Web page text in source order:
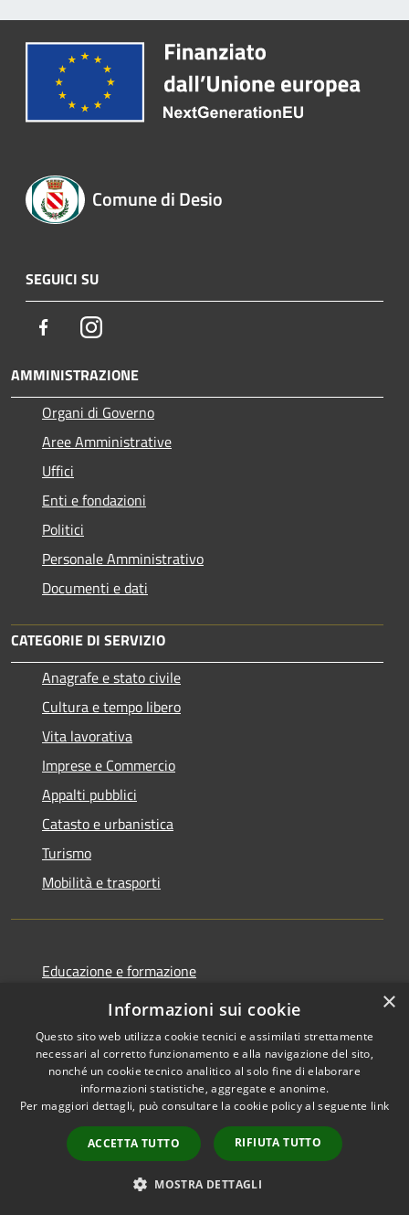
Comune di Desio
SEGUICI SU
FacebookInstagram
AMMINISTRAZIONE
Organi di Governo
Aree Amministrative
Uffici
Enti e fondazioni
Politici
Personale Amministrativo
Documenti e dati
CATEGORIE DI SERVIZIO
Anagrafe e stato civile
Cultura e tempo libero
Vita lavorativa
Imprese e Commercio
Appalti pubblici
Catasto e urbanistica
Turismo
Mobilità e trasporti
Educazione e formazione
Giustizia e sicurezza pubblica
Tributi,finanze e contravvenzioni
Ambiente
Salute, benessere e assistenza
Autorizzazioni
Agricoltura e pesca
×
Informazioni sui cookie
Questo sito web utilizza cookie tecnici e assimilati strettamente
necessari al corretto funzionamento e alla navigazione del sito,
nonché un cookie tecnico analitico al solo fine di elaborare
informazioni statistiche, aggregate e anonime.
Per maggiori dettagli, può consultare la cookie policy al seguente link
ACCETTA TUTTO RIFIUTA TUTTO
MOSTRA DETTAGLI